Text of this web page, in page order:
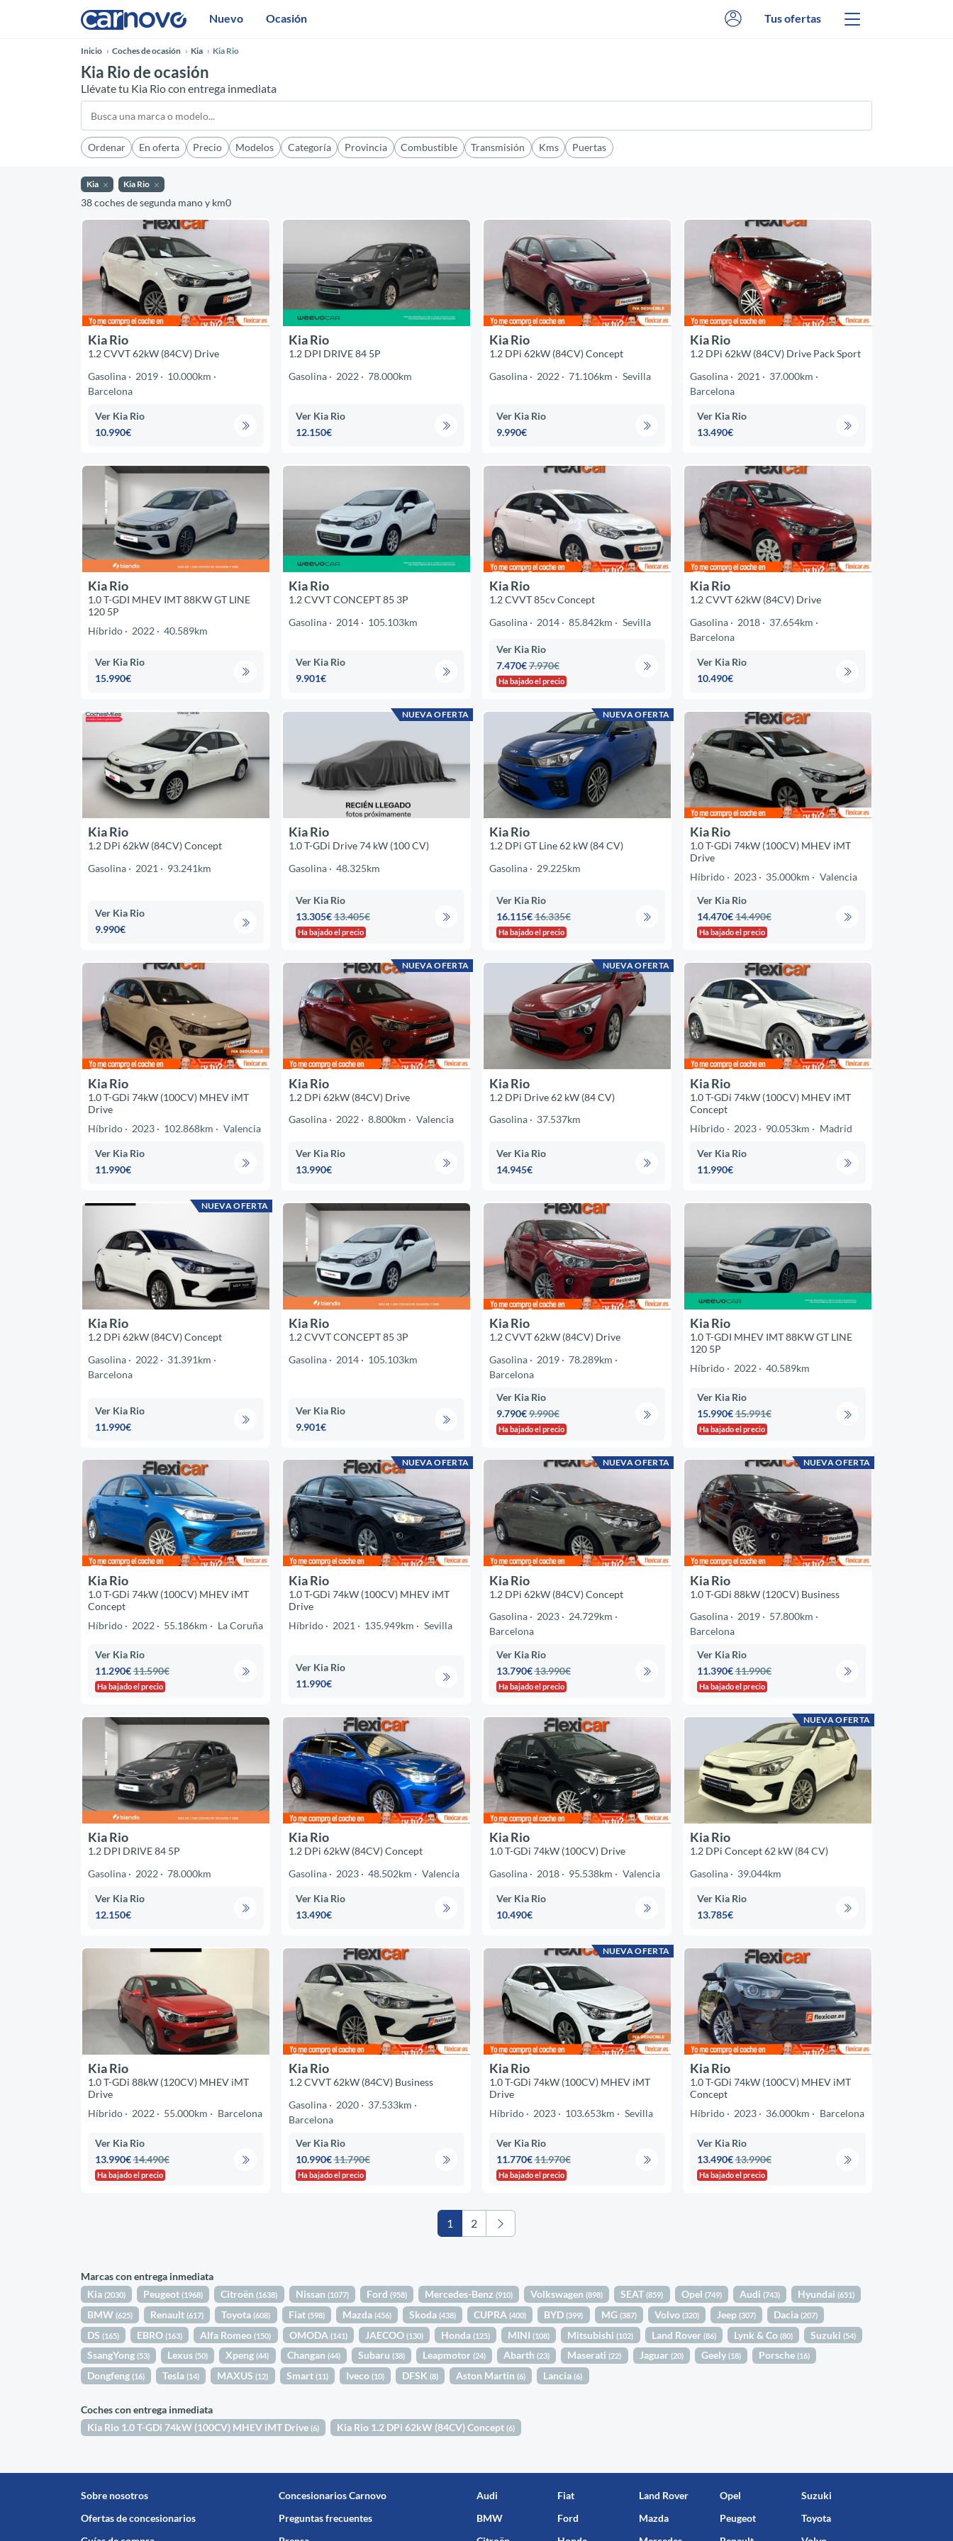
Nuevo Ocasión Tus ofertas
Inicio Coches de ocasión Kia Kia Rio
Kia Rio de ocasión
Llévate tu Kia Rio con entrega inmediata
Ordenar En oferta Precio Modelos Categoría Provincia Combustible Transmisión Kms Puertas
Kia Kia Rio
38 coches de segunda mano y km0
Kia Rio
1.2 CVVT 62kW (84CV) Drive
Gasolina
2019
10.000km
Barcelona
Ver Kia Rio
10.990€
Kia Rio
1.2 DPI DRIVE 84 5P
Gasolina
2022 78.000km
Ver Kia Rio
12.150€
Kia Rio
1.2 DPi 62kW (84CV) Concept
Gasolina
2022 71.106km Sevilla
Ver Kia Rio
9.990€
Kia Rio
1.2 DPi 62kW (84CV) Drive Pack Sport
Gasolina
2021
37.000km
Barcelona
Ver Kia Rio
13.490€
Kia Rio
1.0 T-GDI MHEV IMT 88KW GT LINE
120 5P
Híbrido
2022 40.589km
Ver Kia Rio
15.990€
Kia Rio
1.2 CVVT CONCEPT 85 3P
Gasolina
2014 105.103km
Ver Kia Rio
9.901€
Kia Rio
1.2 CVVT 85cv Concept
Gasolina
2014 85.842km Sevilla
Ver Kia Rio
7.470€7.970€
Ha bajado el precio
Kia Rio
1.2 CVVT 62kW (84CV) Drive
Gasolina
2018
37.654km
Barcelona
Ver Kia Rio
10.490€
Kia Rio
1.2 DPi 62kW (84CV) Concept
Gasolina
2021 93.241km
Ver Kia Rio
9.990€
NUEVA OFERTA
Kia Rio
1.0 T-GDi Drive 74 kW (100 CV)
Gasolina
48.325km
Ver Kia Rio
13.305€13.405€
Ha bajado el precio
NUEVA OFERTA
Kia Rio
1.2 DPi GT Line 62 kW (84 CV)
Gasolina
29.225km
Ver Kia Rio
16.115€16.335€
Ha bajado el precio
Kia Rio
1.0 T-GDi 74kW (100CV) MHEV iMT
Drive
Híbrido
2023 35.000km
Valencia
Ver Kia Rio
14.470€14.490€
Ha bajado el precio
Kia Rio
1.0 T-GDi 74kW (100CV) MHEV iMT
Drive
Híbrido
2023 102.868km Valencia
Ver Kia Rio
11.990€
NUEVA OFERTA
Kia Rio
1.2 DPi 62kW (84CV) Drive
Gasolina
2022 8.800km Valencia
Ver Kia Rio
13.990€
NUEVA OFERTA
Kia Rio
1.2 DPi Drive 62 kW (84 CV)
Gasolina
37.537km
Ver Kia Rio
14.945€
Kia Rio
1.0 T-GDi 74kW (100CV) MHEV iMT
Concept
Híbrido
2023 90.053km Madrid
Ver Kia Rio
11.990€
NUEVA OFERTA
Kia Rio
1.2 DPi 62kW (84CV) Concept
Gasolina
2022
31.391km
Barcelona
Ver Kia Rio
11.990€
Kia Rio
1.2 CVVT CONCEPT 85 3P
Gasolina
2014 105.103km
Ver Kia Rio
9.901€
Kia Rio
1.2 CVVT 62kW (84CV) Drive
Gasolina
2019
78.289km
Barcelona
Ver Kia Rio
9.790€9.990€
Ha bajado el precio
Kia Rio
1.0 T-GDI MHEV IMT 88KW GT LINE
120 5P
Híbrido
2022 40.589km
Ver Kia Rio
15.990€15.991€
Ha bajado el precio
Kia Rio
1.0 T-GDi 74kW (100CV) MHEV iMT
Concept
Híbrido
2022 55.186km La Coruña
Ver Kia Rio
11.290€11.590€
Ha bajado el precio
NUEVA OFERTA
Kia Rio
1.0 T-GDi 74kW (100CV) MHEV iMT
Drive
Híbrido
2021 135.949km Sevilla
Ver Kia Rio
11.990€
NUEVA OFERTA
Kia Rio
1.2 DPi 62kW (84CV) Concept
Gasolina
2023
24.729km
Barcelona
Ver Kia Rio
13.790€13.990€
Ha bajado el precio
NUEVA OFERTA
Kia Rio
1.0 T-GDi 88kW (120CV) Business
Gasolina
2019
57.800km
Barcelona
Ver Kia Rio
11.390€11.990€
Ha bajado el precio
Kia Rio
1.2 DPI DRIVE 84 5P
Gasolina
2022 78.000km
Ver Kia Rio
12.150€
Kia Rio
1.2 DPi 62kW (84CV) Concept
Gasolina
2023 48.502km Valencia
Ver Kia Rio
13.490€
Kia Rio
1.0 T-GDi 74kW (100CV) Drive
Gasolina
2018 95.538km Valencia
Ver Kia Rio
10.490€
NUEVA OFERTA
Kia Rio
1.2 DPi Concept 62 kW (84 CV)
Gasolina
39.044km
Ver Kia Rio
13.785€
Kia Rio
1.0 T-GDi 88kW (120CV) MHEV iMT
Drive
Híbrido
2022 55.000km Barcelona
Ver Kia Rio
13.990€14.490€
Ha bajado el precio
Kia Rio
1.2 CVVT 62kW (84CV) Business
Gasolina
2020
37.533km
Barcelona
Ver Kia Rio
10.990€11.790€
Ha bajado el precio
NUEVA OFERTA
Kia Rio
1.0 T-GDi 74kW (100CV) MHEV iMT
Drive
Híbrido
2023 103.653km Sevilla
Ver Kia Rio
11.770€11.970€
Ha bajado el precio
Kia Rio
1.0 T-GDi 74kW (100CV) MHEV iMT
Concept
Híbrido
2023 36.000km Barcelona
Ver Kia Rio
13.490€13.990€
Ha bajado el precio
1 2
Marcas con entrega inmediata
Kia(2030) Peugeot(1968) Citroën(1638) Nissan (1077) Ford (958) Mercedes-Benz(910) Volkswagen(898) SEAT(859) Opel (749) Audi (743) Hyundai (651)
BMW(625) Renault(617) Toyota(608) Fiat (598) Mazda (456) Skoda(438) CUPRA(400) BYD(399) MG (387) Volvo (320) Jeep (307) Dacia(207)
DS(165) EBRO(163) Alfa Romeo(150) OMODA (141) JAECOO (130) Honda(125) MINI(108) Mitsubishi(102) Land Rover (86) Lynk & Co (80) Suzuki (54)
SsangYong(53) Lexus(50) Xpeng(44) Changan (44) Subaru (38) Leapmotor(24) Abarth(23) Maserati(22) Jaguar (20) Geely (18) Porsche (16)
Dongfeng(16) Tesla(14) MAXUS(12) Smart (11) Iveco (10) DFSK(8) Aston Martin(6) Lancia(6)
Coches con entrega inmediata
Kia Rio 1.0 T-GDi 74kW (100CV) MHEV iMT Drive(6) Kia Rio 1.2 DPi 62kW (84CV) Concept(6)
Sobre nosotros
Ofertas de concesionarios
Concesionarios Carnovo
Preguntas frecuentes
Audi
BMW
Fiat
Ford
Land Rover
Mazda
Opel
Peugeot
Suzuki
Toyota